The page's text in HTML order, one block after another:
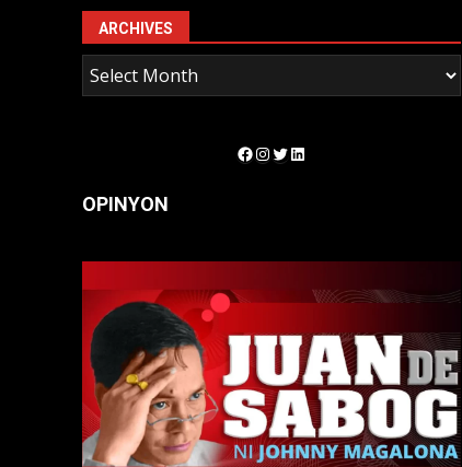
ARCHIVES
Facebook
Instagram
Twitter
LinkedIn
OPINYON